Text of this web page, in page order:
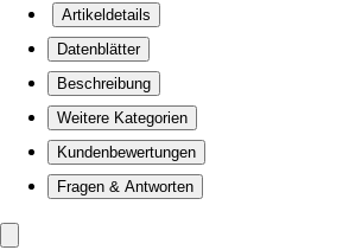
Artikeldetails
Datenblätter
Beschreibung
Weitere Kategorien
Kundenbewertungen
Fragen & Antworten